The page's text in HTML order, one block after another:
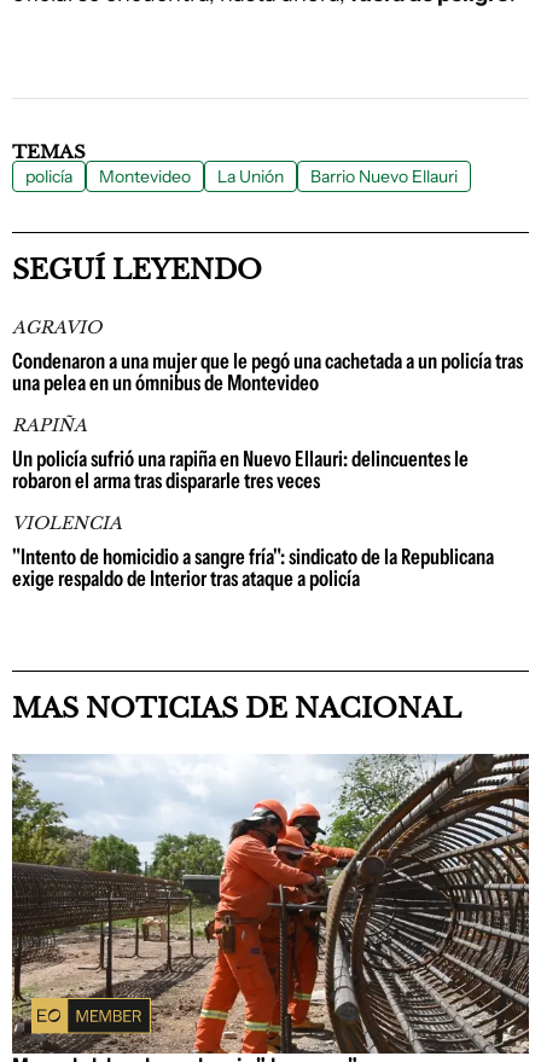
TEMAS
policía Montevideo La Unión Barrio Nuevo Ellauri
SEGUÍ LEYENDO
AGRAVIO
Condenaron a una mujer que le pegó una cachetada a un policía tras
una pelea en un ómnibus de Montevideo
RAPIÑA
Un policía sufrió una rapiña en Nuevo Ellauri: delincuentes le
robaron el arma tras dispararle tres veces
VIOLENCIA
"Intento de homicidio a sangre fría": sindicato de la Republicana
exige respaldo de Interior tras ataque a policía
MAS NOTICIAS DE NACIONAL